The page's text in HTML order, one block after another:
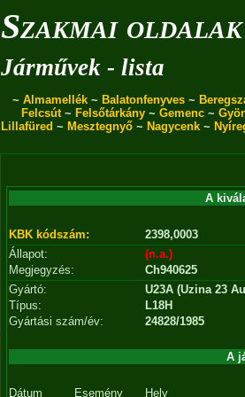
Szakmai oldalak
Járművek - lista
~ Almamellék ~ Balatonfenyves ~
Felcsút~ Felsőtárkány ~ Gemenc ~
Lillafüred ~ Mesztegnyő ~ Nagycenk ~
A
KBK kódszám:
2398,0003
Állapot:
(n.a.)
Megjegyzés:
Ch940625
Gyártó:
U23A (Uzina 23
Típus:
L18H
Gyártási szám/év:
24828/1985
A
Dátum Esemény Hely